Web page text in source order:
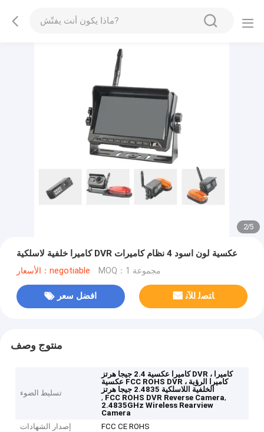
2/5
كاميرا خلفية لاسلكية DVR عكسية لون اسود 4 نظام كاميرات
الأسعار：negotiable MOQ：1 مجموعة
افضل سعر ﺎﺘﺼﻟ ﺍﻶﻧ
منتوج وصف
تسليط الضوء
كاميرا عكسية 2.4 جيجا هرتز DVR ، كاميرا
عكسية FCC ROHS DVR ، كاميرا الرؤية
الخلفية اللاسلكية 2.4835 جيجا هرتز
, FCC ROHS DVR Reverse Camera,
2.4835GHz Wireless Rearview
Camera
إصدار الشهادات
FCC CE ROHS